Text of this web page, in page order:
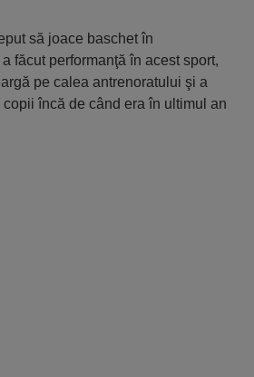
să joace baschet în
făcut performanţă în acest sport,
pe calea antrenoratului şi a
încă de când era în ultimul an